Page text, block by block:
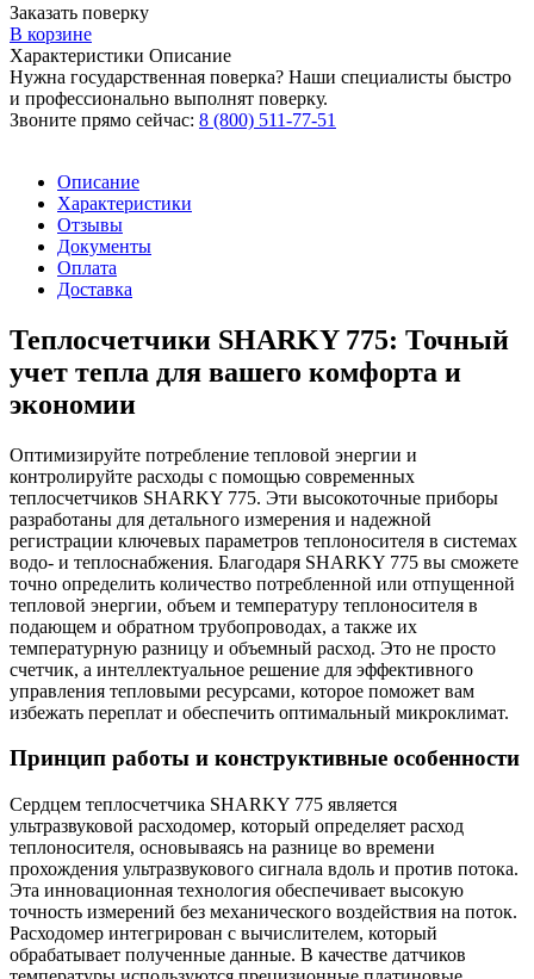
Заказать поверку
В корзине
Характеристики Описание
Нужна государственная поверка? Наши специалисты быстро
и профессионально выполнят поверку.
Звоните прямо сейчас: 8 (800) 511-77-51
Описание
Характеристики
Отзывы
Документы
Оплата
Доставка
Теплосчетчики SHARKY 775: Точный
учет тепла для вашего комфорта и
экономии
Оптимизируйте потребление тепловой энергии и
контролируйте расходы с помощью современных
теплосчетчиков SHARKY 775. Эти высокоточные приборы
разработаны для детального измерения и надежной
регистрации ключевых параметров теплоносителя в системах
водо- и теплоснабжения. Благодаря SHARKY 775 вы сможете
точно определить количество потребленной или отпущенной
тепловой энергии, объем и температуру теплоносителя в
подающем и обратном трубопроводах, а также их
температурную разницу и объемный расход. Это не просто
счетчик, а интеллектуальное решение для эффективного
управления тепловыми ресурсами, которое поможет вам
избежать переплат и обеспечить оптимальный микроклимат.
Принцип работы и конструктивные особенности
Сердцем теплосчетчика SHARKY 775 является
ультразвуковой расходомер, который определяет расход
теплоносителя, основываясь на разнице во времени
прохождения ультразвукового сигнала вдоль и против потока.
Эта инновационная технология обеспечивает высокую
точность измерений без механического воздействия на поток.
Расходомер интегрирован с вычислителем, который
обрабатывает полученные данные. В качестве датчиков